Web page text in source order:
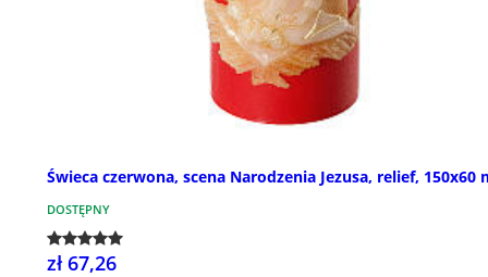
Świeca czerwona, scena Narodzenia Jezusa, relief, 150x60
DOSTĘPNY
zł 67,26